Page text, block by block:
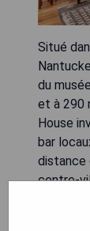
Situé
du
et à 290
House
bar
distance
centre-